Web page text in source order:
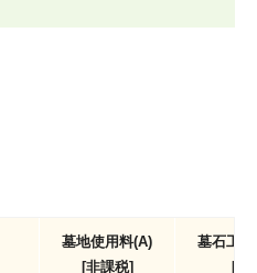
墓地使用料(A)
[非課税]
墓石工